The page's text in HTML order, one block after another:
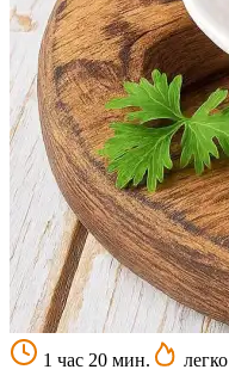
1 час 20 мин.
легко